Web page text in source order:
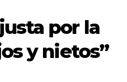
por la
y nietos”